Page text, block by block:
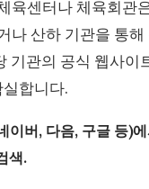
육센터나 체육회관
나 산하 기관을 통
기관의 공식 웹사이
합니다.
이버, 다음, 구글 등)
색.